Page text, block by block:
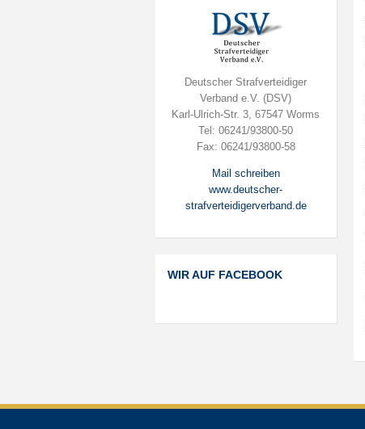
Deutscher Strafverteidiger
Verband e.V. (DSV)
Karl-Ulrich-Str. 3, 67547 Worms
Tel: 06241/93800-50
Fax: 06241/93800-58
Mail schreiben
www.deutscher-
strafverteidigerverband.de
WIR AUF FACEBOOK